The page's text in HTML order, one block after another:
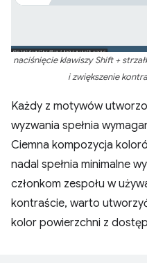
naciśnięcie klawiszy Shift +
i zwiększenie
Każdy z motywów
wyzwania spełnia
Ciemna kompozycja
nadal spełnia minimalne
członkom zespołu w
kontraście, warto
kolor powierzchni z